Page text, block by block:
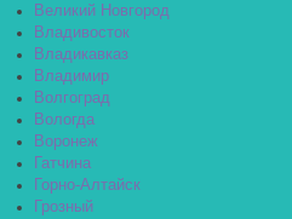
Великий Новгород
Владивосток
Владикавказ
Владимир
Волгоград
Вологда
Воронеж
Гатчина
Горно-Алтайск
Грозный